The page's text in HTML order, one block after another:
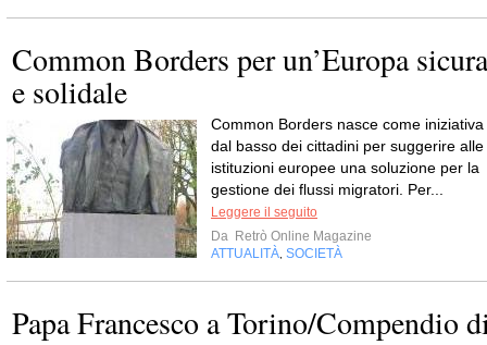
Common Borders per un’Europa sicura
e solidale
Common Borders nasce come iniziativa
dal basso dei cittadini per suggerire alle
istituzioni europee una soluzione per la
gestione dei flussi migratori. Per...
Leggere il seguito
Da Retrò Online Magazine
ATTUALITÀ, SOCIETÀ
Papa Francesco a Torino/Compendio